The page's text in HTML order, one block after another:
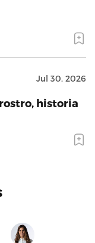
Jul 30, 2026
historia